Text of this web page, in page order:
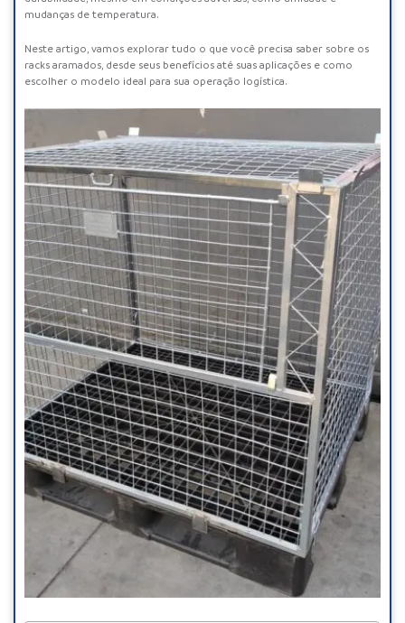
mudanças de temperatura.
Neste artigo, vamos explorar tudo o que você precisa saber sobre os
racks aramados, desde seus benefícios até suas aplicações e como
escolher o modelo ideal para sua operação logística.